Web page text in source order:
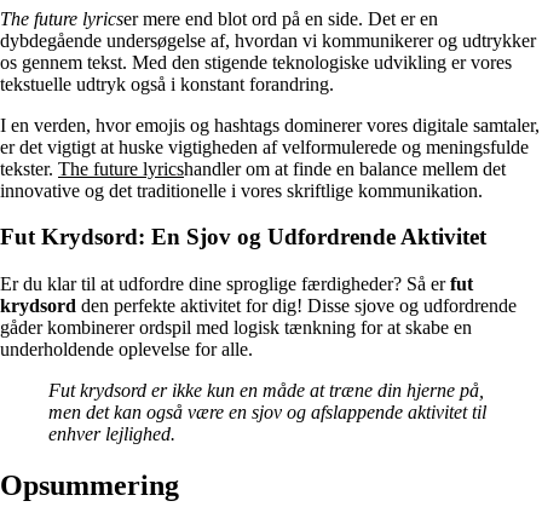
The future lyricser mere end blot ord på en side. Det er en
dybdegående undersøgelse af, hvordan vi kommunikerer og udtrykker
os gennem tekst. Med den stigende teknologiske udvikling er vores
tekstuelle udtryk også i konstant forandring.
I en verden, hvor emojis og hashtags dominerer vores digitale samtaler,
er det vigtigt at huske vigtigheden af velformulerede og meningsfulde
tekster. The future lyricshandler om at finde en balance mellem det
innovative og det traditionelle i vores skriftlige kommunikation.
Fut Krydsord: En Sjov og Udfordrende Aktivitet
Er du klar til at udfordre dine sproglige færdigheder? Så erfut
krydsord den perfekte aktivitet for dig! Disse sjove og udfordrende
gåder kombinerer ordspil med logisk tænkning for at skabe en
underholdende oplevelse for alle.
Fut krydsord er ikke kun en måde at træne din hjerne på,
men det kan også være en sjov og afslappende aktivitet til
enhver lejlighed.
Opsummering